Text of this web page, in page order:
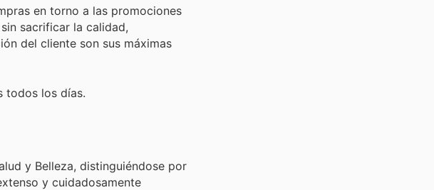
en torno a las promociones
sacrificar la calidad,
del cliente son sus máximas
todos los días.
y Belleza, distinguiéndose por
y cuidadosamente